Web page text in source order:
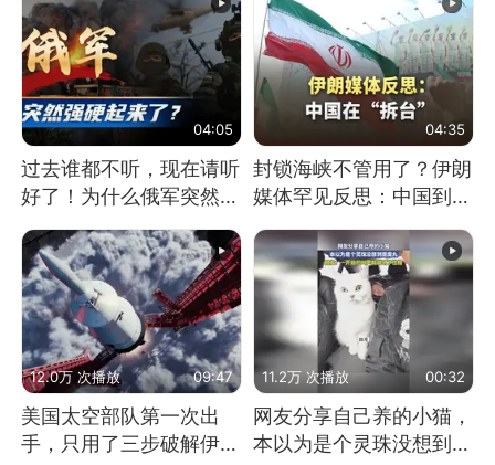
04:05
过去谁都不听，现在请听
好了！为什么俄军突然强
硬起来了？
04:35
封锁海峡不管用了？伊朗
媒体罕见反思：中国到底
是不是在"拆台"
12.0万 次播放 09:47
美国太空部队第一次出
手，只用了三步破解伊朗
11.2万 次播放 00:32
网友分享自己养的小猫，
本以为是个灵珠没想到是